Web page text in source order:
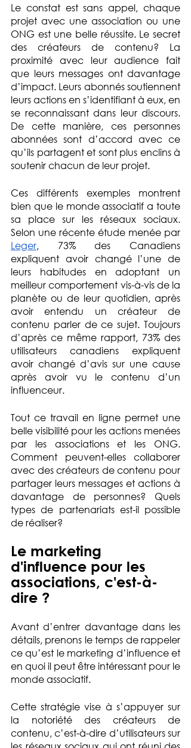
Le constat est sans appel, chaque
projet avec une association ou une
ONG est une belle réussite. Le secret
des créateurs de contenu? La
proximité avec leur audience fait
que leurs messages ont davantage
d’impact. Leurs abonnés soutiennent
leurs actions en s’identifiant à eux, en
se reconnaissant dans leur discours.
De cette manière, ces personnes
abonnées sont d’accord avec ce
qu’ils partagent et sont plus enclins à
soutenir chacun de leur projet.
Ces différents exemples montrent
bien que le monde associatif a toute
sa place sur les réseaux sociaux.
Leger, 73% des Canadiens
expliquent avoir changé l’une de
leurs habitudes en adoptant un
meilleur comportement vis-à-vis de la
planète ou de leur quotidien, après
avoir entendu un créateur de
contenu parler de ce sujet. Toujours
d’après ce même rapport, 73% des
utilisateurs canadiens expliquent
avoir changé d’avis sur une cause
après avoir vu le contenu d’un
influenceur.
Tout ce travail en ligne permet une
belle visibilité pour les actions menées
par les associations et les ONG.
Comment peuvent-elles collaborer
avec des créateurs de contenu pour
partager leurs messages et actions à
davantage de personnes? Quels
types de partenariats est-il possible
de réaliser?
Le marketing
d'influence pour les
associations, c'est-à-
dire ?
Avant d’entrer davantage dans les
détails, prenons le temps de rappeler
ce qu’est le marketing d’influence et
en quoi il peut être intéressant pour le
monde associatif.
Cette stratégie vise à s’appuyer sur
la notoriété des créateurs de
contenu, c’est-à-dire d’utilisateurs sur